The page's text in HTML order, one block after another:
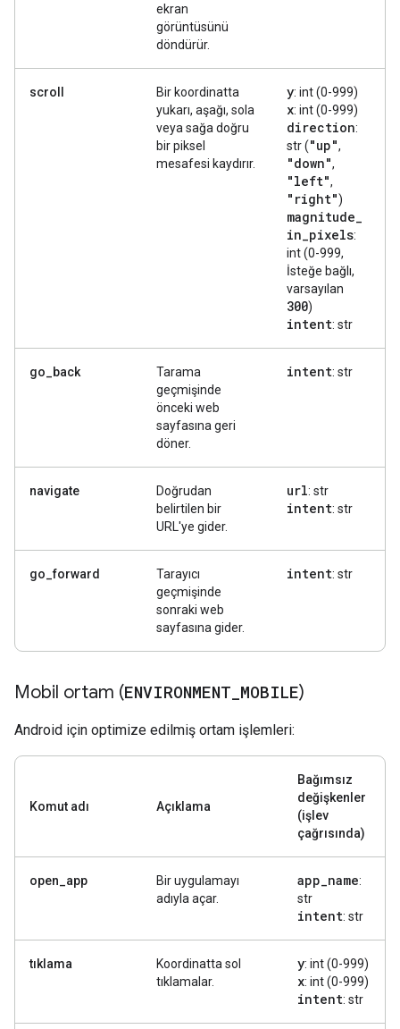
ekran
görüntüsünü
döndürür.
scroll
Bir koordinatta
yukarı, aşağı, sola
veya sağa doğru
bir piksel
mesafesi kaydırır.
y: int (0-999)
x: int (0-999)
direction:
str ("up",
"down",
"left",
"right")
magnitude_
in_pixels:
int (0-999,
İsteğe bağlı,
varsayılan
300)
intent: str
go_back
Tarama
geçmişinde
önceki web
sayfasına geri
döner.
intent: str
navigate
Doğrudan
belirtilen bir
URL'ye gider.
url: str
intent: str
go_forward
Tarayıcı
geçmişinde
sonraki web
sayfasına gider.
intent: str
Mobil ortam (ENVIRONMENT MOBILE)
Android için optimize edilmiş ortam işlemleri:
Komut adı Açıklama
Bağımsız
değişkenler
(işlev
çağrısında)
open_app
Bir uygulamayı
adıyla açar.
app_name:
str
intent: str
tıklama
Koordinatta sol
tıklamalar.
y: int (0-999)
x: int (0-999)
intent: str